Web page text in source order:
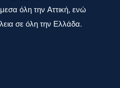
όλη την Αττική, ενώ
σε όλη την Ελλάδα.